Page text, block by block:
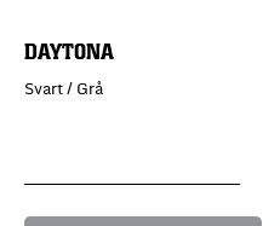
DAYTONA
Svart / Grå